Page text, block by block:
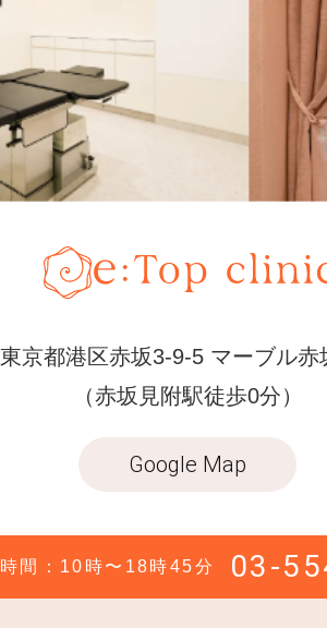
東京都港区赤坂3-9-5 マーブル赤
（赤坂見附駅徒歩0分）
Google Map
間：10時〜18時45分 03-